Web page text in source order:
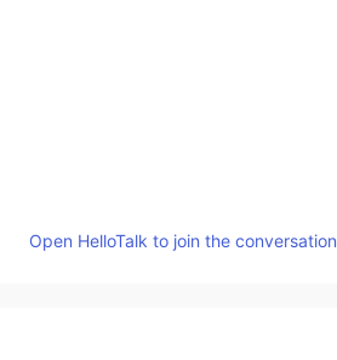
Open HelloTalk to join the conversation